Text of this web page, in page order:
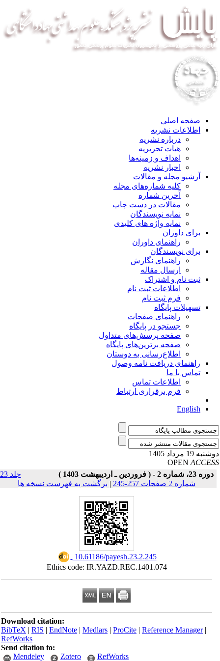
صفحه اصلی
اطلاعات نشریه
درباره نشریه
هیات تحریریه
اهداف و زمینه‌ها
اخبار نشریه
آرشیو مجله و مقالات
کلیه شماره‌های مجله
آخرین شماره
مقالات در دست چاپ
نمایه نویسندگان
نمایه واژه های کلیدی
برای داوران
راهنمای داوران
برای نویسندگان
راهنمای نگارش
ارسال مقاله
ثبت نام و اشتراک
اطلاعات ثبت نام
فرم ثبت نام
تسهیلات پایگاه
راهنمای صفحات
جستجو در پایگاه
صفحه پرسش‌های متداول
صفحه برترین‌های پایگاه
اطلاع‌رسانی به دوستان
راهنمای دریافت نامه وصول
تماس با ما
اطلاعات تماس
فرم برقراری ارتباط
English
19 مرداد 1405
OPEN
دوره 23، شماره 2 - ( فروردین ـ اردیبهشت 1403 )
جلد 23
شماره 2 صفحات 257-245
| برگشت به فهرست نسخه ها
‎ 10.61186/payesh.23.2.245
Ethics code: IR.YAZD.REC.1401.074
Download citation:
BibTeX|RIS|EndNote|Medlars|ProCite|Reference Manager
RefWorks
Send citation to:
Mendeley
Zotero RefWorks